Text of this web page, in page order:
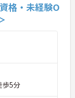
格・未経験O
歩5分